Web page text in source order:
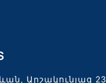
Արշակունյաց 23